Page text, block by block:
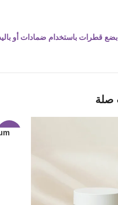
قطرات باستخدام ضمادات أو باليد
صلة
-17%